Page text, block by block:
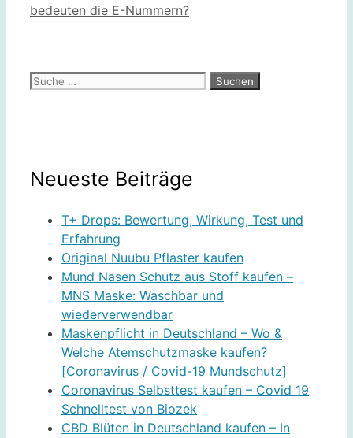
bedeuten die E-Nummern?
Suche
Neueste Beiträge
T+ Drops: Bewertung, Wirkung, Test und
Erfahrung
Original Nuubu Pflaster kaufen
Mund Nasen Schutz aus Stoff kaufen –
MNS Maske: Waschbar und
wiederverwendbar
Maskenpflicht in Deutschland – Wo &
Welche Atemschutzmaske kaufen?
[Coronavirus / Covid-19 Mundschutz]
Coronavirus Selbsttest kaufen – Covid 19
Schnelltest von Biozek
CBD Blüten in Deutschland kaufen – In